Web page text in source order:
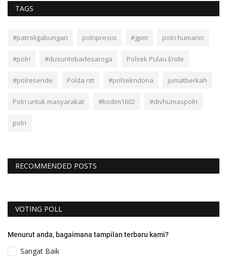
TAGS
#patroligabungan polripresisi #gpm polri humanis
#polri #dusuntobadesaroga Polsek Pulau Ende
#polresende Polda ntt #polsekndona jumatberkah
Polri untuk masyarakat #kodim1602 #divhumaspolri
polri
RECOMMENDED POSTS
VOTING POLL
Menurut anda, bagaimana tampilan terbaru kami?
Sangat Baik